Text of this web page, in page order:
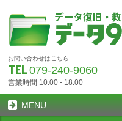
お問い合わせはこちら
TEL079-240-9060
営業時間 10:00 - 18:00
MENU